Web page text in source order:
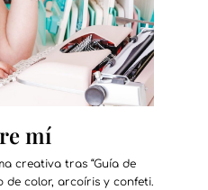
mí
creativa tras “Guía de
de color, arcoíris y confeti.